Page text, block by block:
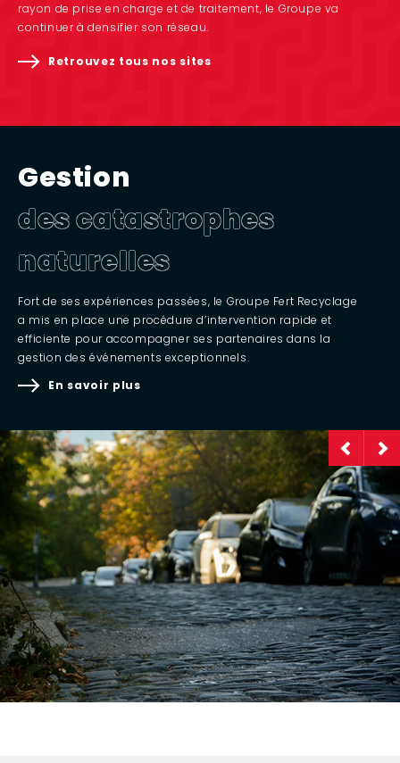
rayon de prise en charge et de traitement, le Groupe va
continuer à densifier son réseau.
Retrouvez tous nos sites
Gestion
des catastrophes
naturelles
Fort de ses expériences passées, le Groupe Fert Recyclage
a mis en place une procédure d’intervention rapide et
efficiente pour accompagner ses partenaires dans la
gestion des événements exceptionnels.
En savoir plus